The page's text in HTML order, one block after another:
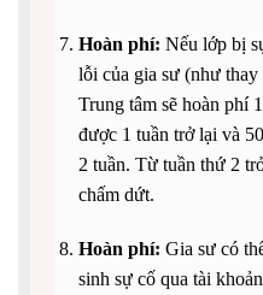
Hoàn phí: Nếu lớp bị
lỗi của gia sư (như
Trung tâm sẽ hoàn phí
được 1 tuần trở lại và
2 tuần. Từ tuần thứ 2
chấm dứt.
Hoàn phí: Gia sư có
sinh sự cố qua tài